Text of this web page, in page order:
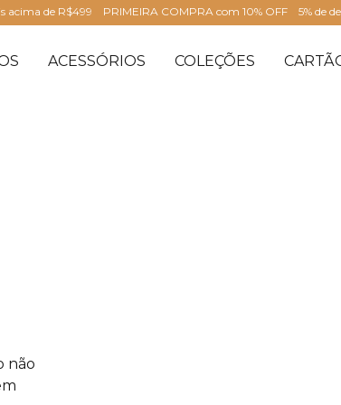
acima de R$499 PRIMEIRA COMPRA com 10% OFF 5% de
ACESSÓRIOS COLEÇÕES
não